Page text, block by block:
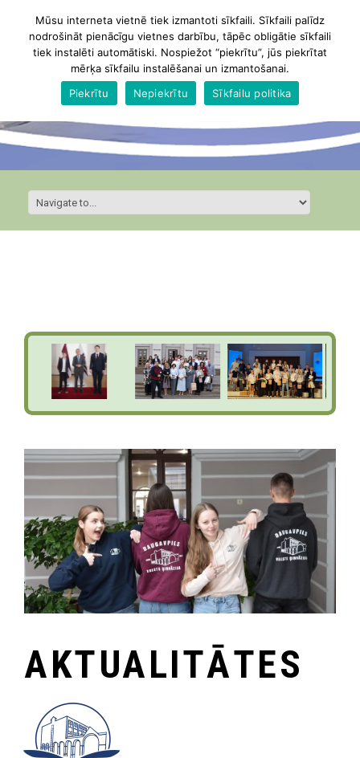
AKTUALITĀTES
Mūsu interneta vietnē tiek izmantoti sīkfaili. Sīkfaili palīdz
nodrošināt pienācīgu vietnes darbību, tāpēc obligātie sīkfaili
tiek instalēti automātiski. Nospiežot “piekrītu”, jūs piekrītat
mērķa sīkfailu instalēšanai un izmantošanai.
Piekrītu
Nepiekrītu Sīkfailu politika